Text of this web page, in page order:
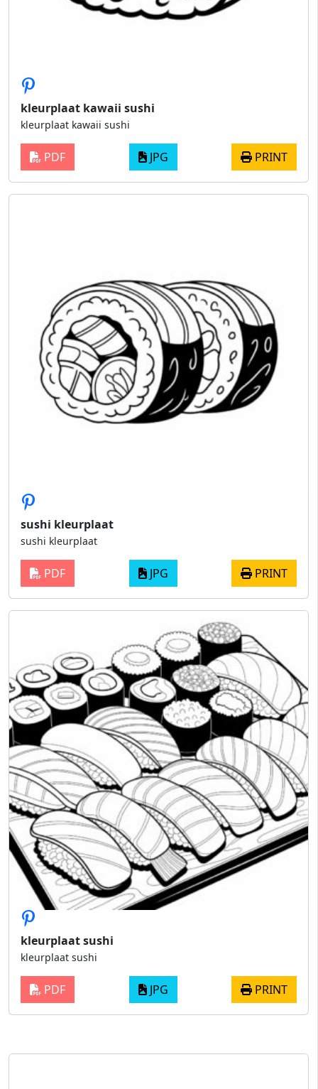
kleurplaat kawaii sushi
kleurplaat kawaii sushi
PDF JPG PRINT
sushi kleurplaat
sushi kleurplaat
PDF JPG PRINT
kleurplaat sushi
kleurplaat sushi
PDF JPG PRINT